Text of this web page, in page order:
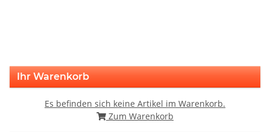
Ihr Warenkorb
Es befinden sich keine Artikel im Warenkorb.
Zum Warenkorb